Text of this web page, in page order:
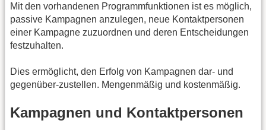
Mit den vorhandenen Programmfunktionen ist es möglich,
passive Kampagnen anzulegen, neue Kontaktpersonen
einer Kampagne zuzuordnen und deren Entscheidungen
festzuhalten.
Dies ermöglicht, den Erfolg von Kampagnen dar- und
gegenüber-zustellen. Mengenmäßig und kostenmäßig.
Kampagnen und Kontaktpersonen